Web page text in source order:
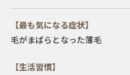
【最も気になる症状】
毛がまばらとなった薄毛
【生活習慣】